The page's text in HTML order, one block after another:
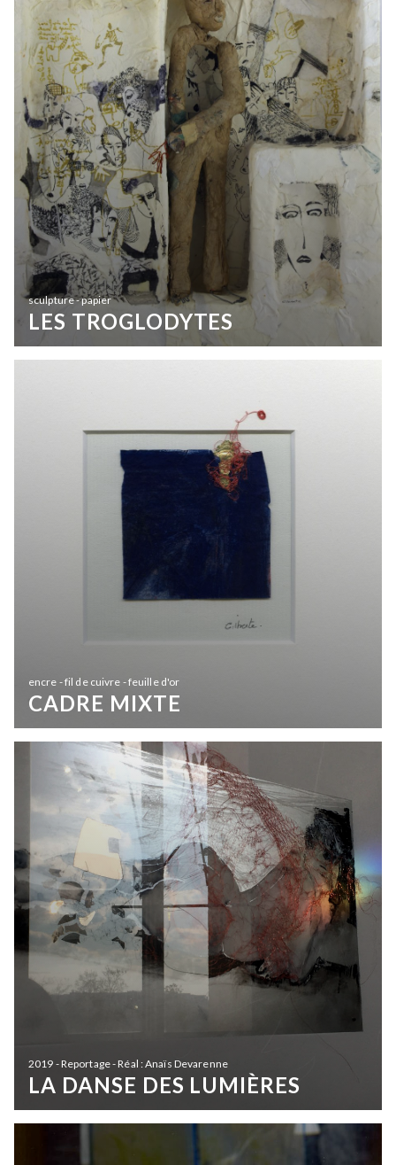
sculpture - papier
LES TROGLODYTES
encre - fil de cuivre - feuille d'or
CADRE MIXTE
2019 - Reportage - Réal : Anaïs Devarenne
LA DANSE DES LUMIÈRES